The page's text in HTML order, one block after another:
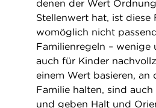
denen der Wert
Stellenwert hat, ist diese
womöglich nicht
Familienregeln –
auch für Kinder
einem Wert basieren, an
Familie halten, sind
und geben Halt und